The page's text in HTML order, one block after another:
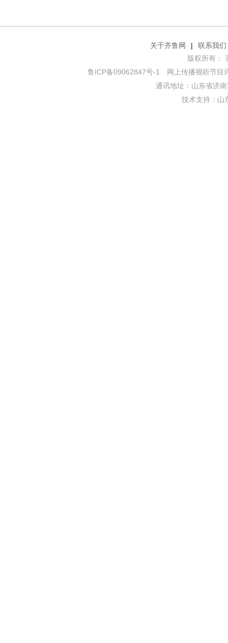
关于齐鲁网 |
联系我们
版权所有：
鲁ICP备09062847号-1 网上传播视听节目
通讯地址：山东省济
技术支持： 山